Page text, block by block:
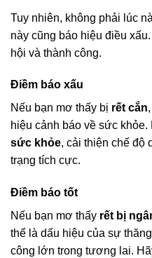
Tuy nhiên, không phải lúc
này cũng báo hiệu điều
hội và thành công.
Điềm báo xấu
Nếu bạn mơ thấy bị rết cắn
hiệu cảnh báo về sức
sức khỏe, cải thiện chế độ
trạng tích cực.
Điềm báo tốt
Nếu bạn mơ thấy rết bị
thể là dấu hiệu của sự
công lớn trong tương lai.